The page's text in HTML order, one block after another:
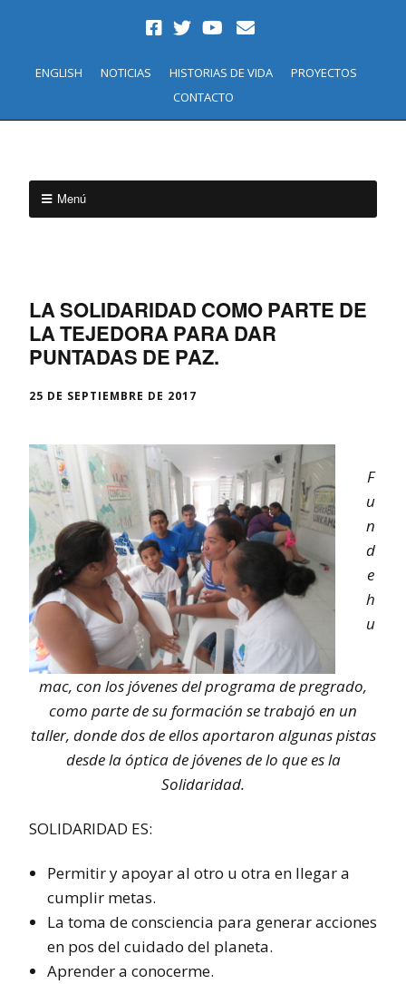
ENGLISH NOTICIAS HISTORIAS DE VIDA
PROYECTOS
CONTACTO
Menú
LA SOLIDARIDAD COMO PARTE DE
LA TEJEDORA PARA DAR
PUNTADAS DE PAZ.
25 DE SEPTIEMBRE DE 2017
F
u
n
d
e
h
u
mac, con los jóvenes del programa de pregrado,
como parte de su formación se trabajó en un
taller, donde dos de ellos aportaron algunas pistas
desde la óptica de jóvenes de lo que es la
Solidaridad.
SOLIDARIDAD ES:
Permitir y apoyar al otro u otra en llegar a
cumplir metas.
La toma de consciencia para generar acciones
en pos del cuidado del planeta.
Aprender a conocerme.